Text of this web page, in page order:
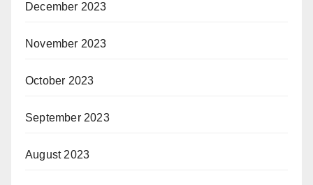
December 2023
November 2023
October 2023
September 2023
August 2023